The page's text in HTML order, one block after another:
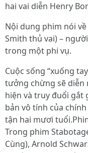
hai vai diễn Henry
Nội dung phim nói
Smith thủ vai) –
trong một phi vụ.
Cuộc sống “xuống
tưởng chừng sẽ diễn
hiện và truy đuổi gắt
bản vô tính của
tận hai mươi
Trong phim
Cùng), Arnold